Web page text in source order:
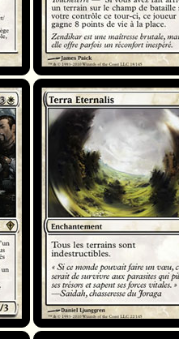
Terra Eternalis